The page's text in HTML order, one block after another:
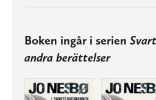
Boken ingår i serien
andra berättelser